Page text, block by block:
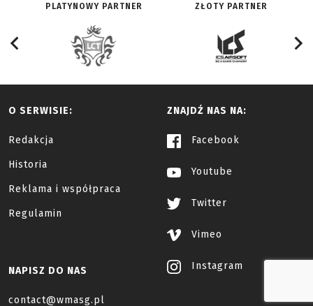
PLATYNOWY PARTNER ZŁOTY PARTNER
O SERWISIE:
Redakcja
Historia
Reklama i współpraca
Regulamin
ZNAJDŹ NAS NA:
Facebook
Youtube
Twitter
Vimeo
Instagram
NAPISZ DO NAS
contact@wmasg.pl